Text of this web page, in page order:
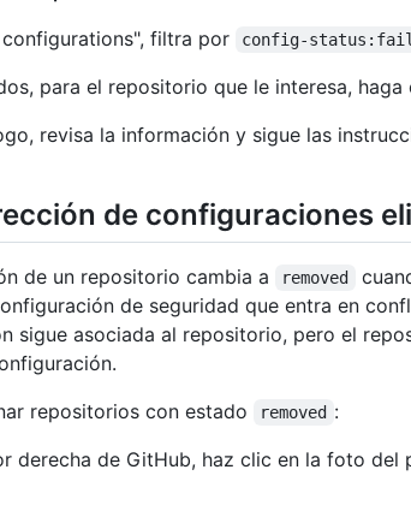
filtra por
config-
para el repositorio que le interesa, haga
revisa la información y sigue las
de configuraciones
de un repositorio cambia a removed
de seguridad que entra en
sigue asociada al repositorio, pero el
repositorios con estado
removed :
derecha de GitHub, haz clic en la foto del